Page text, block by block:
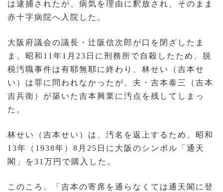
は逮捕されたが、病気を理由に釈放され、そのまま
赤十字病院へ入院した。
大阪府議会の議長・辻阪信次郎が口を閉ざしたま
ま、昭和11年1月23日に刑務所で自殺したため、脱
税汚職事件は有耶無耶に終わり、林せい（吉本せ
い）は罪に問われなかったが、夫・吉本泰三（吉本
吉兵衛）が築いた吉本興業に汚点を残してしまっ
た。
林せい（吉本せい）は、汚名を返上するため、昭和
13年（1938年）8月25日に大阪のシンボル「通天
閣」を31万円で購入した。
このころ、「吉本の寄席を通らなくては通天閣に登